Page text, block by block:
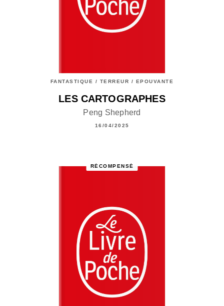
FANTASTIQUE / TERREUR / EPOUVANTE
LES CARTOGRAPHES
Peng Shepherd
16/04/2025
RÉCOMPENSÉ